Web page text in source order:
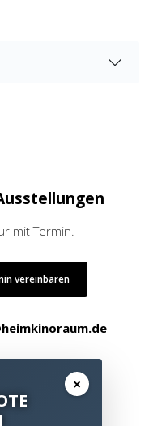
mit Termin.
vereinbaren
×